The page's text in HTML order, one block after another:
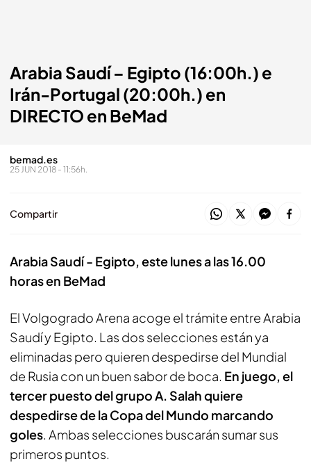
Arabia Saudí – Egipto (16:00h.) e
Irán-Portugal (20:00h.) en
DIRECTO en BeMad
bemad.es
25 JUN 2018 - 11:56h.
Compartir
Arabia Saudí - Egipto, este lunes a las 16.00
horas en BeMad
El Volgogrado Arena acoge el trámite entre Arabia
Saudí y Egipto. Las dos selecciones están ya
eliminadas pero quieren despedirse del Mundial
de Rusia con un buen sabor de boca. En juego, el
tercer puesto del grupo A. Salah quiere
despedirse de la Copa del Mundo marcando
goles. Ambas selecciones buscarán sumar sus
primeros puntos.